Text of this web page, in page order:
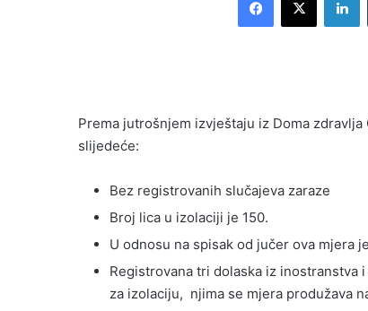
Prema jutrošnjem izvještaju iz Doma
slijedeće:
Bez registrovanih slučajeva zaraze
Broj lica u izolaciji je 150.
U odnosu na spisak od jučer ova mjera
Registrovana tri dolaska iz inostranstva
za izolaciju, njima se mjera produžava